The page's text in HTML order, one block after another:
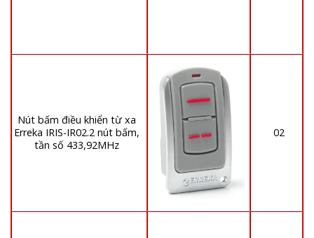
Nút bấm điều khiển từ xa
Erreka IRIS-IR02.2 nút bấm,
tần số 433,92MHz
02